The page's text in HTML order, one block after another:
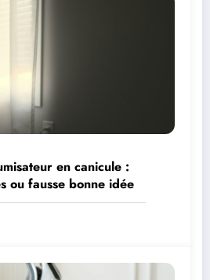
en canicule :
ou fausse bonne idée